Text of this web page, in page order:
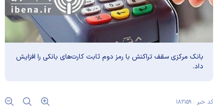
بانک مرکزی سقف تراکنش با رمز دوم ثابت کارت‌های بانکی را افزایش
داد.
کد خبر : ۱۸۲۱۵۹